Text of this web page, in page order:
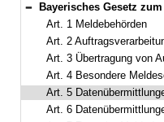
Bereich reduzieren
Bayerisches Gesetz zum Melde-, Pass- und
Art. 1 Meldebehörden
Art. 2
Art. 3 Übertragung von
Art. 4 Besondere
Art. 5
Art. 6 Datenübermittlungen